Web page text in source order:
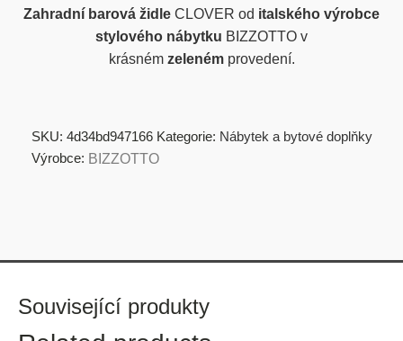
Zahradní barová židle CLOVER od italského výrobce
stylového nábytku BIZZOTTO v
krásném zeleném provedení.
SKU: 4d34bd947166 Kategorie: Nábytek a bytové doplňky
Výrobce: BIZZOTTO
Související produkty